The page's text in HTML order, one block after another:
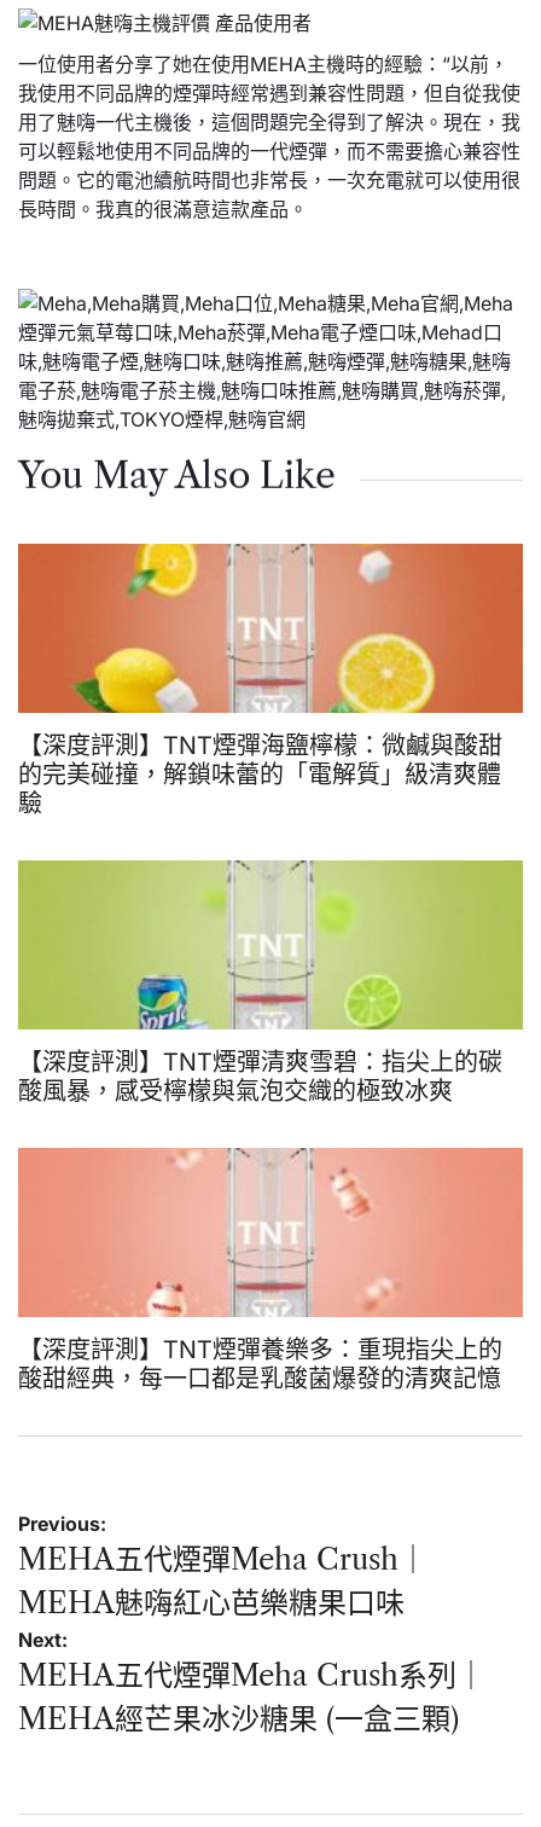
一位使用者分享了她在使用MEHA主機時的經驗：“以前，
我使用不同品牌的煙彈時經常遇到兼容性問題，但自從我使
用了魅嗨一代主機後，這個問題完全得到了解決。現在，我
可以輕鬆地使用不同品牌的一代煙彈，而不需要擔心兼容性
問題。它的電池續航時間也非常長，一次充電就可以使用很
長時間。我真的很滿意這款產品。
You May Also Like
【深度評測】TNT煙彈海鹽檸檬：微鹹與酸甜
的完美碰撞，解鎖味蕾的「電解質」級清爽體
驗
【深度評測】TNT煙彈清爽雪碧：指尖上的碳
酸風暴，感受檸檬與氣泡交織的極致冰爽
【深度評測】TNT煙彈養樂多：重現指尖上的
酸甜經典，每一口都是乳酸菌爆發的清爽記憶
文
章
導
覽
Previous:
MEHA五代煙彈Meha Crush｜
MEHA魅嗨紅心芭樂糖果口味
Next:
MEHA五代煙彈Meha Crush系列｜
MEHA經芒果冰沙糖果 (一盒三顆)